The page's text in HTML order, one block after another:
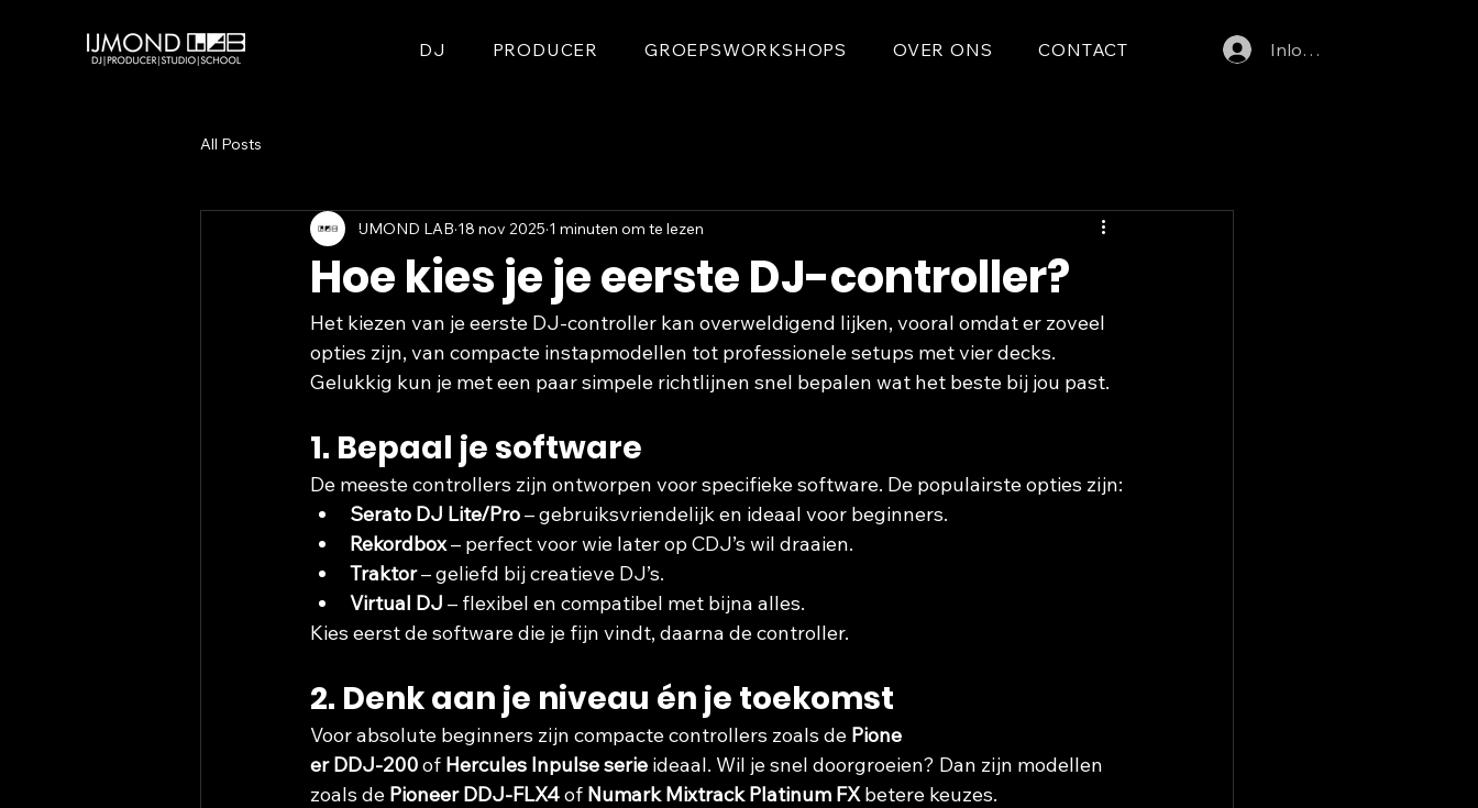
Inloggen
DJ PRODUCER GROEPSWORKSHOPS OVER ONS CONTACT
All Posts
Hoe kies je je eerste DJ-controller?
IJMOND LAB 18 nov 2025 1 minuten om te lezen
Het kiezen van je eerste DJ-controller kan overweldigend lijken, vooral omdat er zoveel
opties zijn, van compacte instapmodellen tot professionele setups met vier decks.
Gelukkig kun je met een paar simpele richtlijnen snel bepalen wat het beste bij jou past.
1. Bepaal je software
De meeste controllers zijn ontworpen voor specifieke software. De populairste opties zijn:
Serato DJ Lite/Pro – gebruiksvriendelijk en ideaal voor beginners.
Rekordbox – perfect voor wie later op CDJ’s wil draaien.
Traktor – geliefd bij creatieve DJ’s.
Virtual DJ – flexibel en compatibel met bijna alles.
Kies eerst de software die je fijn vindt, daarna de controller.
2. Denk aan je niveau én je toekomst
Voor absolute beginners zijn compacte controllers zoals de Pione
er DDJ-200 of Hercules Inpulse serie ideaal. Wil je snel doorgroeien? Dan zijn modellen
zoals de Pioneer DDJ-FLX4 of Numark Mixtrack Platinum FX betere keuzes.